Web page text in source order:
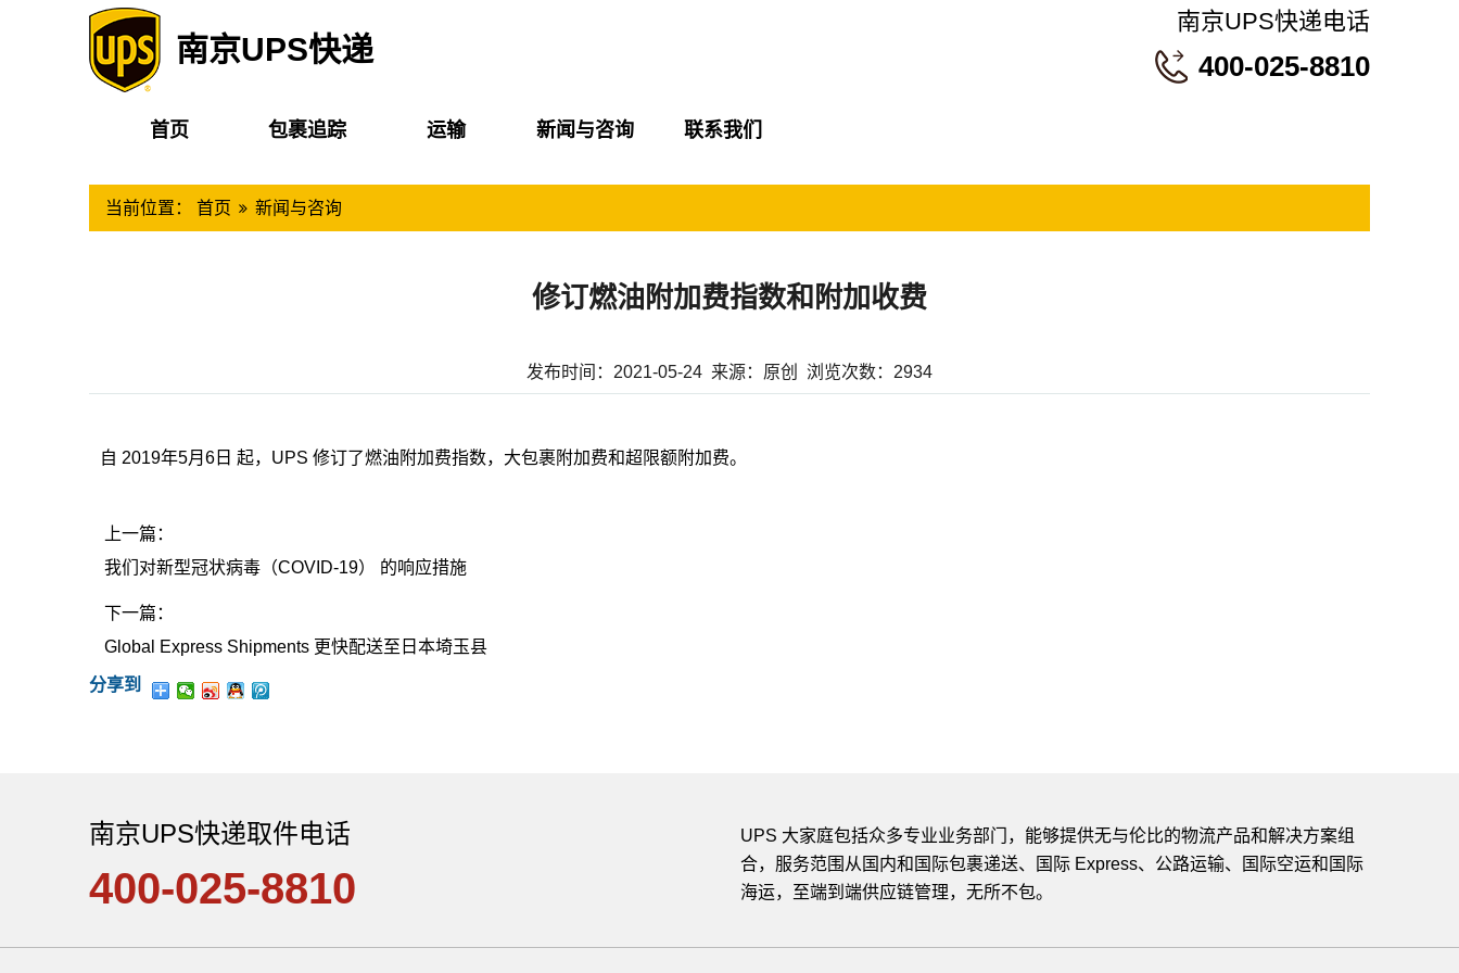
南京UPS快递
南京UPS快递电话
400-025-8810
首页 包裹追踪 运输 新闻与咨询 联系我们
当前位置： 首页 新闻与咨询
修订燃油附加费指数和附加收费
发布时间：2021-05-24 来源：原创 浏览次数：2934
自 2019年5月6日 起，UPS 修订了燃油附加费指数，大包裹附加费和超限额附加费。
上一篇：
我们对新型冠状病毒（COVID-19） 的响应措施
下一篇：
Global Express Shipments 更快配送至日本埼玉县
分享到
南京UPS快递取件电话
400-025-8810
UPS 大家庭包括众多专业业务部门，能够提供无与伦比的物流产品和解决方案组
合，服务范围从国内和国际包裹递送、国际 Express、公路运输、国际空运和国际
海运，至端到端供应链管理，无所不包。